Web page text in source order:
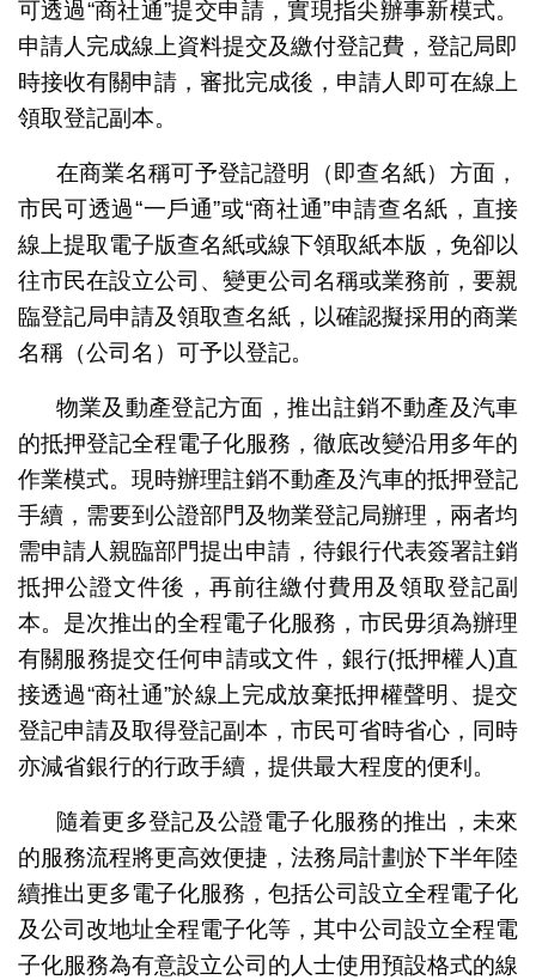
可透過“商社通”提交申請，實現指尖辦事新模式。
申請人完成線上資料提交及繳付登記費，登記局即
時接收有關申請，審批完成後，申請人即可在線上
領取登記副本。
在商業名稱可予登記證明（即查名紙）方面，
市民可透過“一戶通”或“商社通”申請查名紙，直接
線上提取電子版查名紙或線下領取紙本版，免卻以
往市民在設立公司、變更公司名稱或業務前，要親
臨登記局申請及領取查名紙，以確認擬採用的商業
名稱（公司名）可予以登記。
物業及動產登記方面，推出註銷不動產及汽車
的抵押登記全程電子化服務，徹底改變沿用多年的
作業模式。現時辦理註銷不動產及汽車的抵押登記
手續，需要到公證部門及物業登記局辦理，兩者均
需申請人親臨部門提出申請，待銀行代表簽署註銷
抵押公證文件後，再前往繳付費用及領取登記副
本。是次推出的全程電子化服務，市民毋須為辦理
有關服務提交任何申請或文件，銀行(抵押權人)直
接透過“商社通”於線上完成放棄抵押權聲明、提交
登記申請及取得登記副本，市民可省時省心，同時
亦減省銀行的行政手續，提供最大程度的便利。
隨着更多登記及公證電子化服務的推出，未來
的服務流程將更高效便捷，法務局計劃於下半年陸
續推出更多電子化服務，包括公司設立全程電子化
及公司改地址全程電子化等，其中公司設立全程電
子化服務為有意設立公司的人士使用預設格式的線